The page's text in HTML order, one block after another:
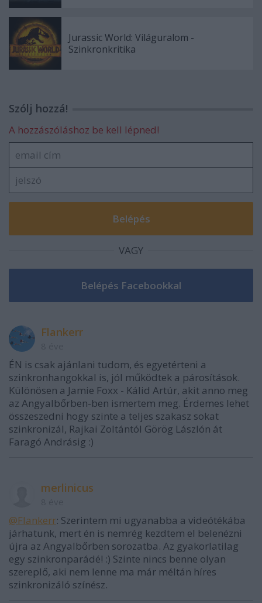
Jurassic World: Világuralom -
Szinkronkritika
Szólj hozzá!
A hozzászóláshoz be kell lépned!
VAGY
Flankerr
ÉN is csak ajánlani tudom, és egyetérteni a
szinkronhangokkal is, jól működtek a párosítások.
Különösen a Jamie Foxx - Kálid Artúr, akit anno meg
az Angyalbőrben-ben ismertem meg. Érdemes lehet
összeszedni hogy szinte a teljes szakasz sokat
szinkronizál, Rajkai Zoltántól Görög Lászlón át
Faragó Andrásig :)
merlinicus
@Flankerr: Szerintem mi ugyanabba a videótékába
járhatunk, mert én is nemrég kezdtem el belenézni
újra az Angyalbőrben sorozatba. Az gyakorlatilag
egy szinkronparádé! :) Szinte nincs benne olyan
szereplő, aki nem lenne ma már méltán híres
szinkronizáló színész.